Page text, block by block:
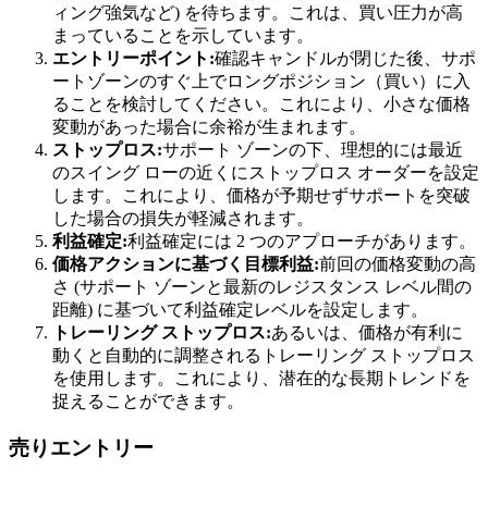
ィング強気など) を待ちます。これは、買い圧力が高
まっていることを示しています。
エントリーポイント:確認キャンドルが閉じた後、サポ
ートゾーンのすぐ上でロングポジション（買い）に入
ることを検討してください。これにより、小さな価格
変動があった場合に余裕が生まれます。
ストップロス:サポート ゾーンの下、理想的には最近
のスイング ローの近くにストップロス オーダーを設定
します。これにより、価格が予期せずサポートを突破
した場合の損失が軽減されます。
利益確定:利益確定には 2 つのアプローチがあります。
価格アクションに基づく目標利益:前回の価格変動の高
さ (サポート ゾーンと最新のレジスタンス レベル間の
距離) に基づいて利益確定レベルを設定します。
トレーリング ストップロス:あるいは、価格が有利に
動くと自動的に調整されるトレーリング ストップロス
を使用します。これにより、潜在的な長期トレンドを
捉えることができます。
売りエントリー